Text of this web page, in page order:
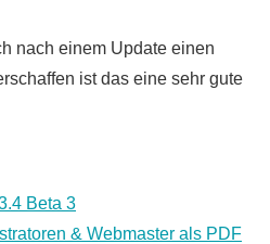
nach einem Update einen
ist das eine sehr gute
Beta 3
& Webmaster als PDF